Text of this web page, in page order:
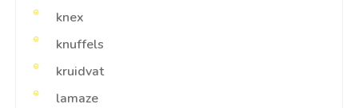
knex
knuffels
kruidvat
lamaze